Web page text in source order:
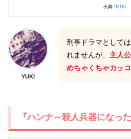
出典: IMDb
YUKI
刑事ドラマとして
れませんが、 主人
めちゃくちゃカッ
『ハンナ～殺人兵器になった